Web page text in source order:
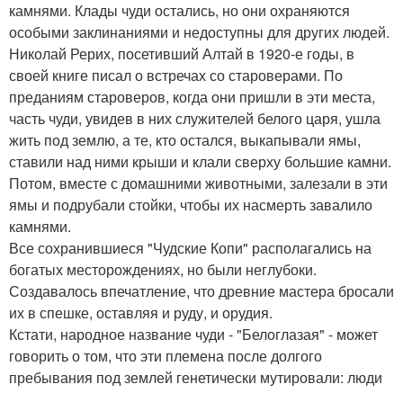
камнями. Клады чуди остались, но они охраняются
особыми заклинаниями и недоступны для других людей.
Николай Рерих, посетивший Алтай в 1920-е годы, в
своей книге писал о встречах со староверами. По
преданиям староверов, когда они пришли в эти места,
часть чуди, увидев в них служителей белого царя, ушла
жить под землю, а те, кто остался, выкапывали ямы,
ставили над ними крыши и клали сверху большие камни.
Потом, вместе с домашними животными, залезали в эти
ямы и подрубали стойки, чтобы их насмерть завалило
камнями.
Все сохранившиеся "Чудские Копи" располагались на
богатых месторождениях, но были неглубоки.
Создавалось впечатление, что древние мастера бросали
их в спешке, оставляя и руду, и орудия.
Кстати, народное название чуди - "Белоглазая" - может
говорить о том, что эти племена после долгого
пребывания под землей генетически мутировали: люди